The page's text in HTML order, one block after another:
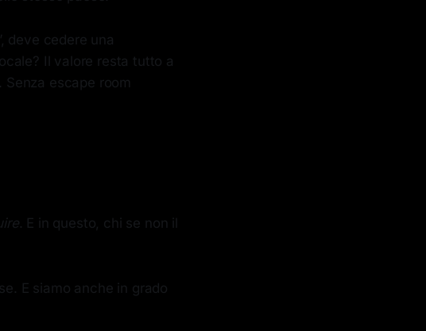
deve cedere una
Il valore resta tutto a
escape room
. E in questo, chi se non il
E siamo anche in grado